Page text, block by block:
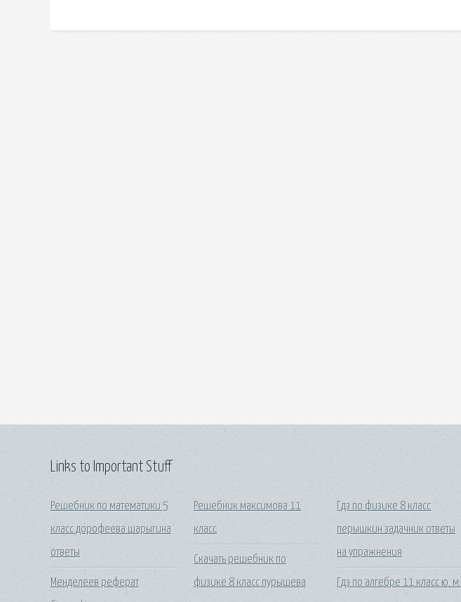
Links to Important Stuff
Решебник по математики 5
класс дорофеева шарыгина
ответы
Менделеев реферат
Решебник максимова 11
класс
Скачать решебник по
физике 8 класс пурышева
Гдз по физике 8 класс
перышкин задачник ответы
на упражнения
Гдз по алгебре 11 класс ю. м.